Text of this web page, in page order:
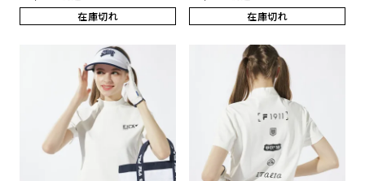
在庫切れ
在庫切れ